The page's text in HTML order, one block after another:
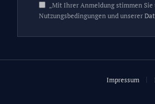
„Mit Ihrer Anmeldung stimmen Sie
Nutzungsbedingungen und unserer
Impressum